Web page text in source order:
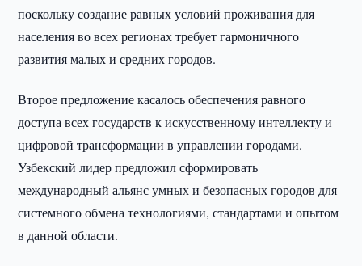
поскольку создание равных условий проживания для
населения во всех регионах требует гармоничного
развития малых и средних городов.
Второе предложение касалось обеспечения равного
доступа всех государств к искусственному интеллекту и
цифровой трансформации в управлении городами.
Узбекский лидер предложил сформировать
международный альянс умных и безопасных городов для
системного обмена технологиями, стандартами и опытом
в данной области.